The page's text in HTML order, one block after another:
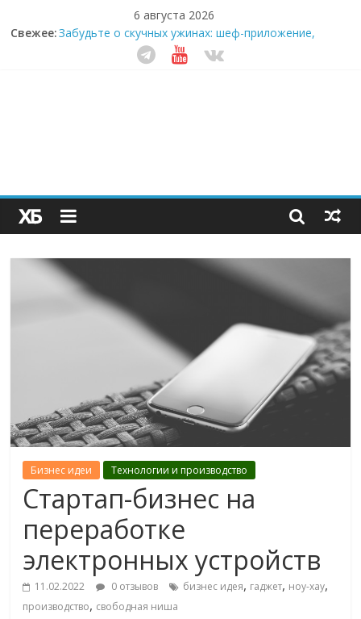
6 августа 2026
Свежее:Забудьте о скучных ужинах: шеф-приложение,
которое видит вашу еду насквозь
Небо зовёт: как бизнес на полётах дронов и
Секрет супергидратации: почему кокосовая вода с
пребиотиками становится главным трендом
здорового питания
Бизнес идеи Технологии и производство
Стартап-бизнес на
переработке
электронных устройств
11.02.2022 0 отзывов бизнес идея, гаджет, ноу-хау,
производство, свободная ниша